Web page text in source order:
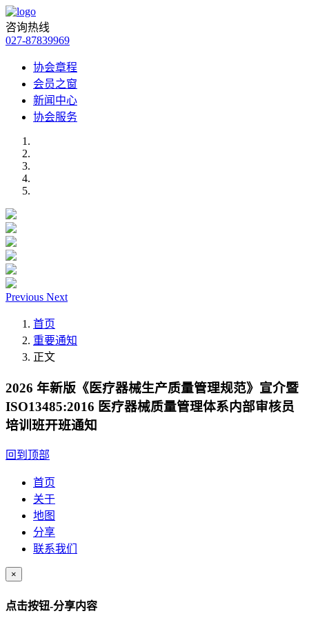
咨询热线
027-87839969
协会章程
会员之窗
新闻中心
协会服务
Previous Next
首页
重要通知
正文
2026 年新版《医疗器械生产质量管理规范》宣介暨
ISO13485:2016 医疗器械质量管理体系内部审核员
培训班开班通知
回到顶部
首页
关于
地图
分享
联系我们
×
点击按钮-分享内容